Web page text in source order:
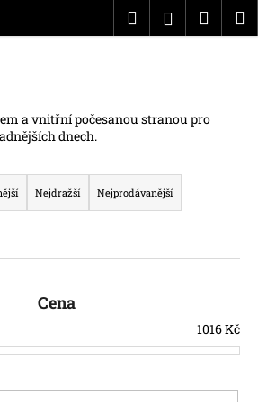
HledatPřihlášení
a vnitřní počesanou stranou pro
dnech.
Nejdražší Nejprodávanější
Cena
1016Kč